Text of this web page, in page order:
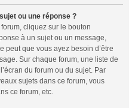
ou une réponse ?
cliquez sur le bouton
à un sujet ou un message,
peut que vous ayez besoin d’être
Sur chaque forum, une liste de
du forum ou du sujet. Par
sujets dans ce forum, vous
ce forum, etc.